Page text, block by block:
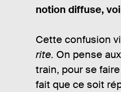
notion diffuse,
Cette confusion
rite. On pense
train, pour se
fait que ce soit